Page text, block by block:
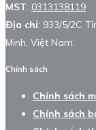
MST: 0313138119
Địa chỉ: 933/5/2C
Minh, Việt Nam.
Chính sách
Chính sách
Chính sách